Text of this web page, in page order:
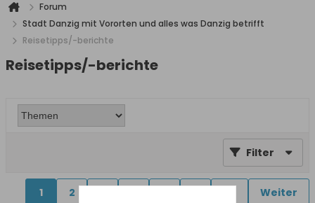
Forum
Stadt Danzig mit Vororten und alles was Danzig betrifft
Reisetipps/-berichte
Reisetipps/-berichte
Filter
1 2 Weiter